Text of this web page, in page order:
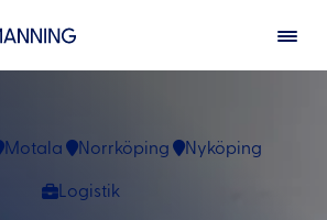
Motala Norrköping Nyköping
Logistik